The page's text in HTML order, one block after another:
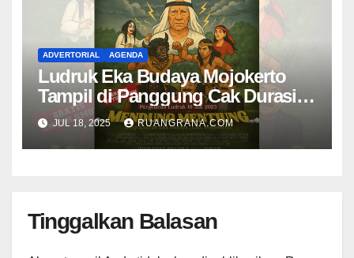
ADVERTORIAL AGENDA
Ludruk Eka Budaya Mojokerto
Tampil di Panggung Cak Durasim
Membawakan Lakon “Mendhung
Mentiung”
JUL 18, 2025 RUANGRANA.COM
Tinggalkan Balasan